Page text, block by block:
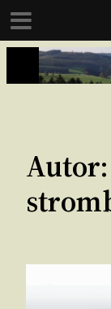
Inhalt
Autor: